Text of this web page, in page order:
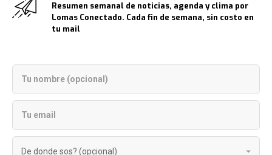
Resumen semanal de noticias, agenda y clima por
Lomas Conectado. Cada fin de semana, sin costo en
tu mail